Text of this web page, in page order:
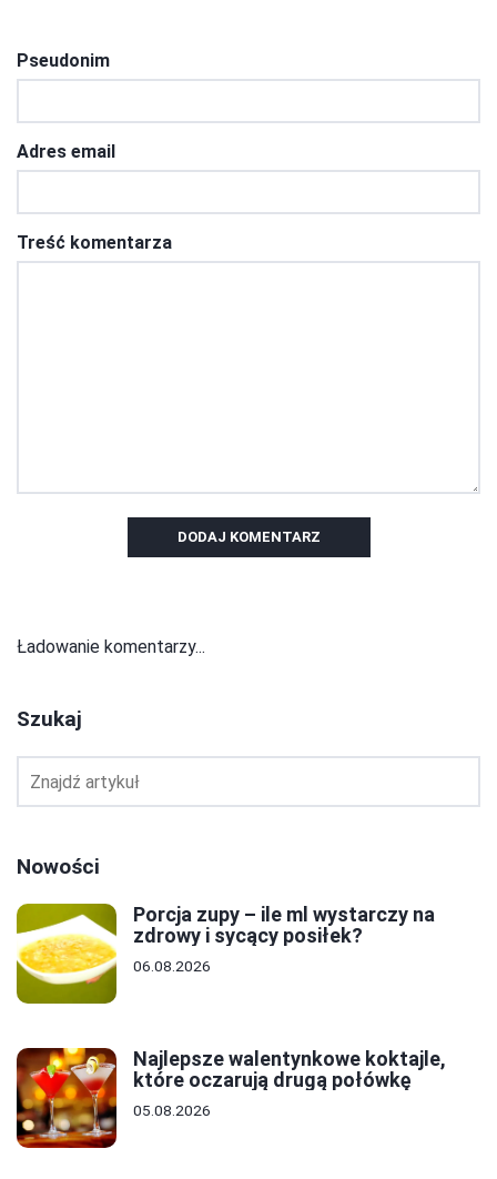
Pseudonim
Adres email
Treść komentarza
DODAJ KOMENTARZ
Ładowanie komentarzy...
Szukaj
Nowości
Porcja zupy – ile ml wystarczy na
zdrowy i sycący posiłek?
06.08.2026
Najlepsze walentynkowe koktajle,
które oczarują drugą połówkę
05.08.2026